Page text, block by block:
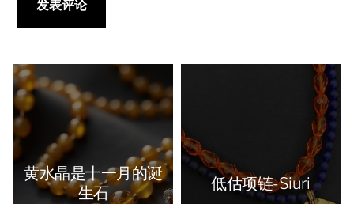
黄水晶是十一月的诞
生石
低估项链-Siuri